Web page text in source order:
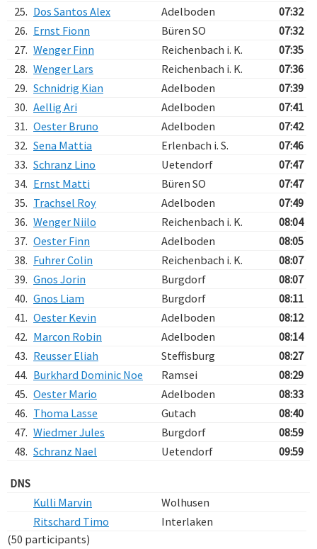
25. Dos Santos Alex Adelboden
07:32
26. Ernst Fionn Büren SO
07:32
27. Wenger Finn Reichenbach i. K.
07:35
28. Wenger Lars Reichenbach i. K.
07:36
29. Schnidrig Kian Adelboden
07:39
30. Aellig Ari Adelboden
07:41
31. Oester Bruno Adelboden
07:42
32. Sena Mattia Erlenbach i. S.
07:46
33. Schranz Lino Uetendorf
07:47
34. Ernst Matti Büren SO
07:47
35. Trachsel Roy Adelboden
07:49
36. Wenger Niilo Reichenbach i. K.
08:04
37. Oester Finn Adelboden
08:05
38. Fuhrer Colin Reichenbach i. K.
08:07
39. Gnos Jorin Burgdorf
08:07
40. Gnos Liam Burgdorf
08:11
41. Oester Kevin Adelboden
08:12
42. Marcon Robin Adelboden
08:14
43. Reusser Eliah Steffisburg
08:27
44. Burkhard Dominic Noe Ramsei
08:29
45. Oester Mario Adelboden
08:33
46. Thoma Lasse Gutach
08:40
47. Wiedmer Jules Burgdorf
08:59
48. Schranz Nael Uetendorf 09:59
DNS
Kulli Marvin
Wolhusen
Ritschard Timo
Interlaken
(50 participants)